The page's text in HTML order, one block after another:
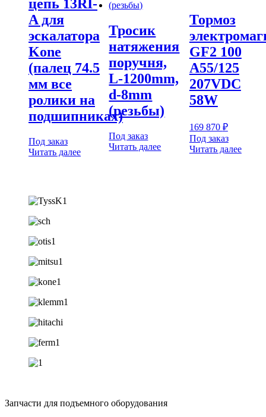
цепь 13RI-
A для
эскалатора
Kone
(палец 74.5
мм все
ролики на
подшипниках)
Под заказ
Читать далее
Тросик
натяжения
поручня,
L-1200mm,
d-8mm
(резьбы)
Под заказ
Читать далее
Тормоз
GF2 100
A55/125
207VDC
58W
169 870 ₽
Под заказ
Читать далее
Запчасти для подъемного оборудования